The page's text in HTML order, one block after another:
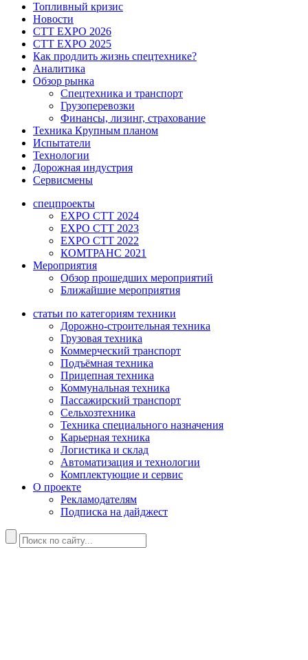
Топливный кризис
Новости
CTT EXPO 2026
CTT EXPO 2025
Как продлить жизнь спецтехнике?
Аналитика
Обзор рынка
Спецтехника и транспорт
Грузоперевозки
Финансы, лизинг, страхование
Техника Крупным планом
Испытатели
Технологии
Дорожная индустрия
Сервисмены
спецпроекты
EXPO CTT 2024
EXPO CTT 2023
EXPO CTT 2022
КОМТРАНС 2021
Мероприятия
Обзор прошедших мероприятий
Ближайшие мероприятия
статьи по категориям техники
Дорожно-строительная техника
Грузовая техника
Коммерческий транспорт
Подъёмная техника
Прицепная техника
Коммунальная техника
Пассажирский транспорт
Сельхозтехника
Техника специального назначения
Карьерная техника
Логистика и склад
Автоматизация и технологии
Комплектующие и сервис
О проекте
Рекламодателям
Подписка на дайджест